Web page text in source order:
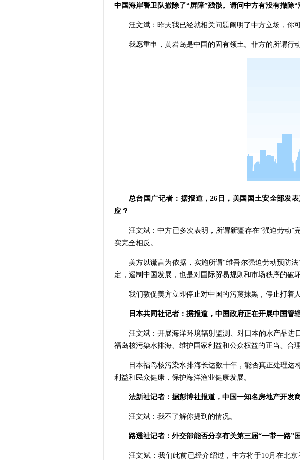
中国海岸警卫队撤除了“屏障”残骸。请问中方有没有撤除
汪文斌：昨天我已经就相关问题阐明了中方立场，你可
我愿重申，黄岩岛是中国的固有领土。菲方的所谓行
总台国广记者：据报道，26日，美国国土安全部发
应？
汪文斌：中方已多次表明，所谓新疆存在“强迫劳动
实完全相反。
美方以谎言为依据，实施所谓“维吾尔强迫劳动预防
定，遏制中国发展，也是对国际贸易规则和市场秩序的破
我们敦促美方立即停止对中国的污蔑抹黑，停止打着
日本共同社记者：据报道，中国政府正在开展中国管
汪文斌：开展海洋环境辐射监测、对日本的水产品
福岛核污染水排海、维护国家利益和公众权益的正当、合理
日本福岛核污染水排海长达数十年，能否真正处理
利益和民众健康，保护海洋渔业健康发展。
法新社记者：据彭博社报道，中国一知名房地产开发
汪文斌：我不了解你提到的情况。
路透社记者：外交部能否分享有关第三届“一带一路”
汪文斌：我们此前已经介绍过，中方将于10月在北